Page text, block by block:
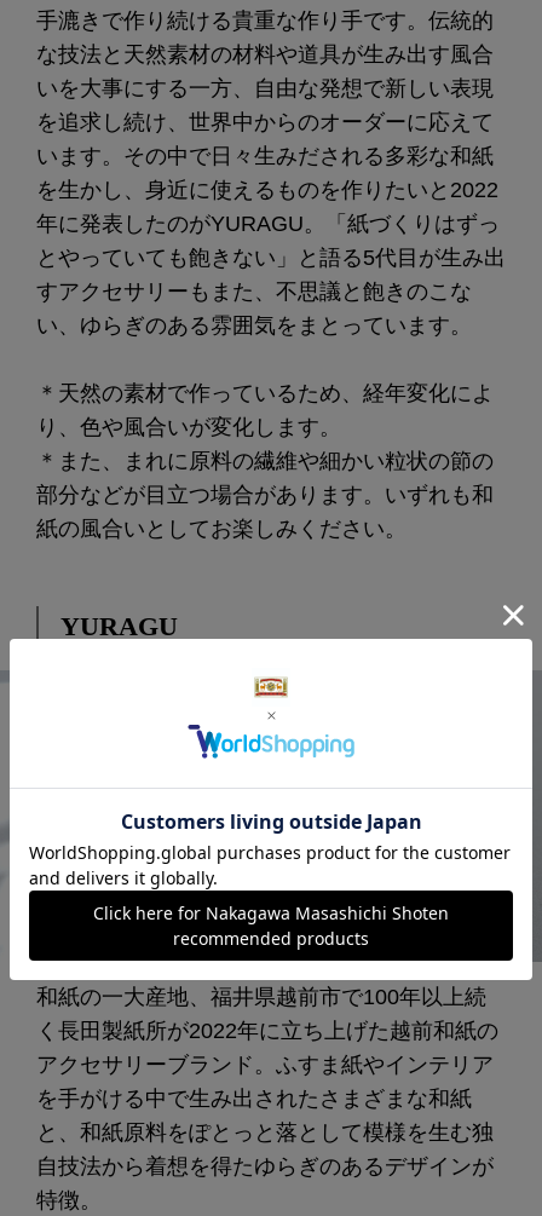
手漉きで作り続ける貴重な作り手です。伝統的
な技法と天然素材の材料や道具が生み出す風合
いを大事にする一方、自由な発想で新しい表現
を追求し続け、世界中からのオーダーに応えて
います。その中で日々生みだされる多彩な和紙
を生かし、身近に使えるものを作りたいと2022
年に発表したのがYURAGU。「紙づくりはずっ
とやっていても飽きない」と語る5代目が生み出
すアクセサリーもまた、不思議と飽きのこな
い、ゆらぎのある雰囲気をまとっています。
＊天然の素材で作っているため、経年変化によ
り、色や風合いが変化します。
＊また、まれに原料の繊維や細かい粒状の節の
部分などが目立つ場合があります。いずれも和
紙の風合いとしてお楽しみください。
YURAGU
和紙の一大産地、福井県越前市で100年以上続
く長田製紙所が2022年に立ち上げた越前和紙の
アクセサリーブランド。ふすま紙やインテリア
を手がける中で生み出されたさまざまな和紙
と、和紙原料をぽとっと落として模様を生む独
自技法から着想を得たゆらぎのあるデザインが
特徴。